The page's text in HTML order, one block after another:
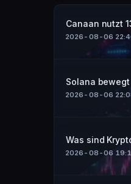
Canaan nutzt
2026-08-06
Solana
2026-08-06
Was sind
2026-08-06